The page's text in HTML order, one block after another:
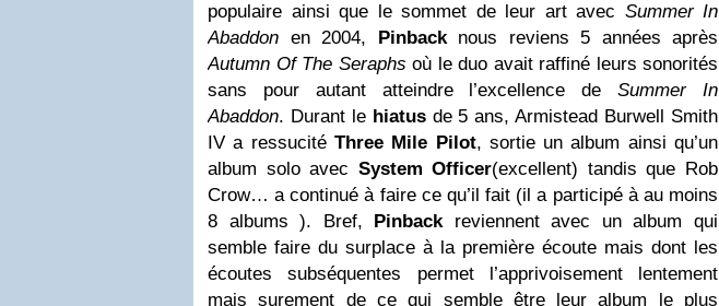
populaire ainsi que le sommet de leur art avec Summer In
Abaddon en 2004, Pinbacknous reviens 5 années après
Autumn Of The Seraphs où le duo avait raffiné leurs sonorités
sans pour autant atteindre l’excellence deSummer In
Abaddon. Durant le hiatusde 5 ans, Armistead Burwell Smith
IV a ressucité Three Mile Pilot, sortie un album ainsi qu’un
album solo avec System Officer(excellent) tandis que Rob
Crow… a continué à faire ce qu’il fait (il a participé à au moins
8 albums ). Bref,
Pinbackreviennent avec un album qui
semble faire du surplace à la première écoute mais dont les
écoutes subséquentes permet l’apprivoisement lentement
mais surement de ce qui semble être leur album le plus